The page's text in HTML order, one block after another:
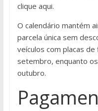
clique aqui.
O calendário mantém
parcela única sem
veículos com placas
setembro, enquanto
outubro.